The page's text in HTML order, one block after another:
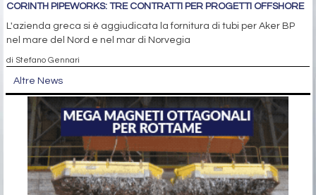
CORINTH PIPEWORKS: TRE CONTRATTI PER PROGETTI OFFSHORE
L'azienda greca si è aggiudicata la fornitura di tubi per Aker BP
nel mare del Nord e nel mar di Norvegia
di Stefano Gennari
Altre News